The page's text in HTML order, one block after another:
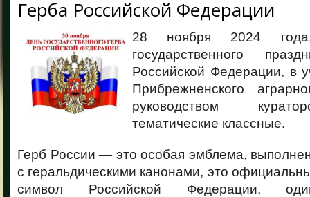
Герба Российской Федерации
28 ноября 2024
государственного
Российской Федерации, в
Прибрежненского
руководством
тематические классные.
Герб России — это особая эмблема,
с геральдическими канонами, это
символ Российской Федерации,